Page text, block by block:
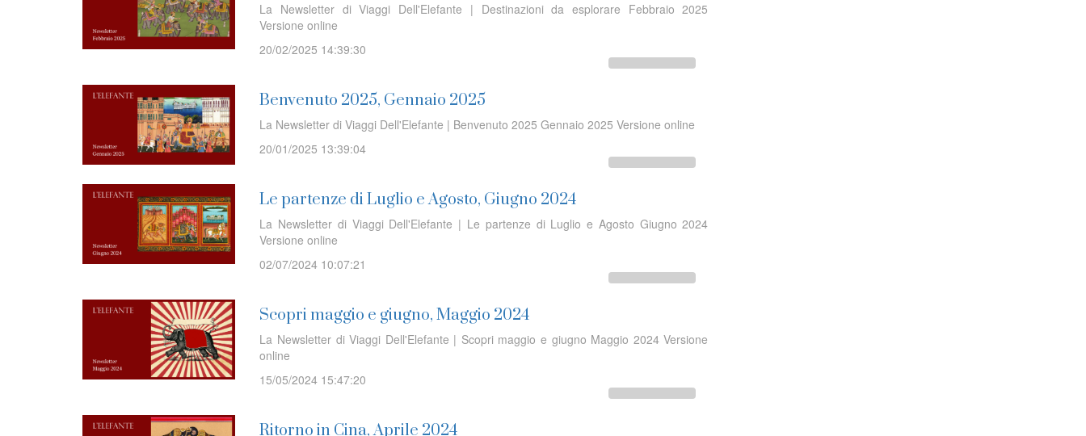
La Newsletter di Viaggi Dell'Elefante | Destinazioni da esplorare Febbraio 2025
Versione online
20/02/2025 14:39:30
Benvenuto 2025, Gennaio 2025
La Newsletter di Viaggi Dell'Elefante | Benvenuto 2025 Gennaio 2025 Versione online
20/01/2025 13:39:04
Le partenze di Luglio e Agosto, Giugno 2024
La Newsletter di Viaggi Dell'Elefante | Le partenze di Luglio e Agosto Giugno 2024
Versione online
02/07/2024 10:07:21
Scopri maggio e giugno, Maggio 2024
La Newsletter di Viaggi Dell'Elefante | Scopri maggio e giugno Maggio 2024 Versione
online
15/05/2024 15:47:20
Ritorno in Cina, Aprile 2024